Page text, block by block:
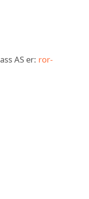
AS er: ror-